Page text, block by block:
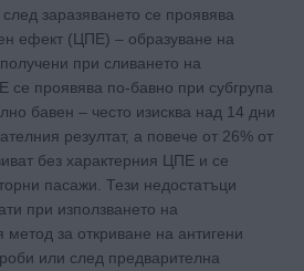
заразяването се проявява
ефект (ЦПЕ) – образуване на
при сливането на
се проявява по-бавно при субгрупа
бавен – често изисква над 14 дни
резултат, а повече от 26% от
без характерния ЦПЕ и се
пасажи. Тези недостатъци
при използването на
за откриване на антигени
или след предварителна